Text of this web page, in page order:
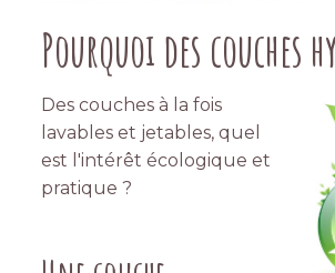
Pourquoi des couches
Des couches à la fois
lavables et jetables, quel
est l'intérêt écologique et
pratique ?